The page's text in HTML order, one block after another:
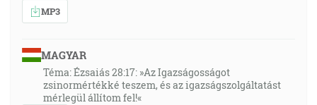
MP3
MAGYAR
Téma: Ézsaiás 28:17: »Az Igazságosságot
zsinormértékké teszem, és az igazságszolgáltatást
mérlegül állítom fel!«